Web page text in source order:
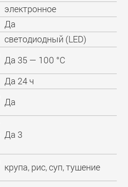
электронное
Да
светодиодный (LED)
Да 35 — 100 °C
Да 24 ч
Да
Да 3
крупа, рис, суп, тушение